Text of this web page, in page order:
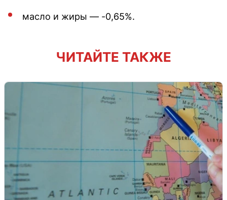
масло и жиры — -0,65%.
ЧИТАЙТЕ ТАКЖЕ